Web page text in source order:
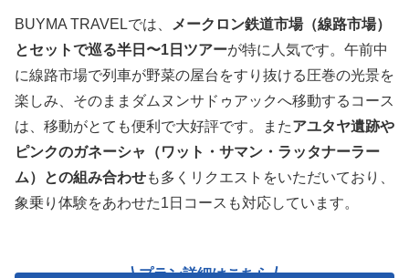
BUYMA TRAVELでは、
メークロン鉄道市場（線路市場）
とセットで巡る半日〜1日ツアーが特に人気です。午前中
に線路市場で列車が野菜の屋台をすり抜ける圧巻の光景を
楽しみ、そのままダムヌンサドゥアックへ移動するコース
は、移動がとても便利で大好評です。またアユタヤ遺跡や
ピンクのガネーシャ（ワット・サマン・ラッタナーラー
ム）との組み合わせも多くリクエストをいただいており、
象乗り体験をあわせた1日コースも対応しています。
プラン詳細はこちら